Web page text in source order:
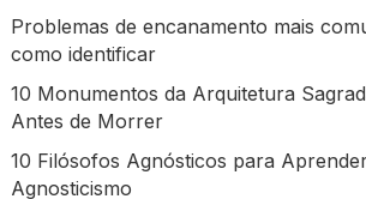
Problemas de encanamento mais
como identificar
10 Monumentos da Arquitetura
Antes de Morrer
10 Filósofos Agnósticos para
Agnosticismo